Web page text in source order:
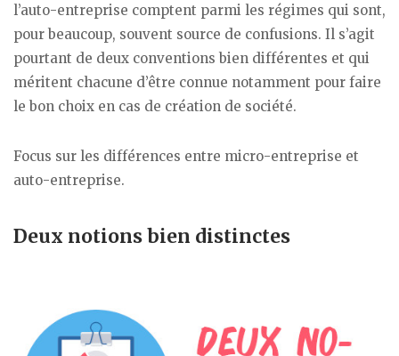
l’auto-entreprise comptent parmi les régimes qui sont,
pour beaucoup, souvent source de confusions. Il s’agit
pourtant de deux conventions bien différentes et qui
méritent chacune d’être connue notamment pour faire
le bon choix en cas de création de société.
Focus sur les différences entre micro-entreprise et
auto-entreprise.
Deux notions bien distinctes